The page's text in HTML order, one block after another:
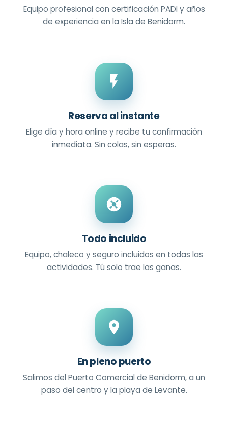
Equipo profesional con certificación PADI y años
de experiencia en la Isla de Benidorm.
Reserva al instante
Elige día y hora online y recibe tu confirmación
inmediata. Sin colas, sin esperas.
Todo incluido
Equipo, chaleco y seguro incluidos en todas las
actividades. Tú solo trae las ganas.
En pleno puerto
Salimos del Puerto Comercial de Benidorm, a un
paso del centro y la playa de Levante.